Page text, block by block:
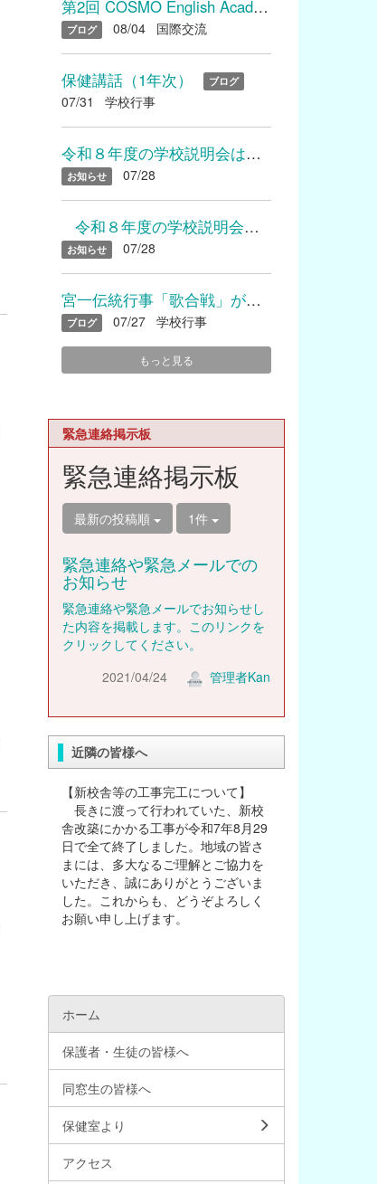
第2回 COSMO English Academyを開催しました
ブログ 08/04 国際交流
保健講話（1年次） ブログ
07/31 学校行事
令和８年度の学校説明会は終了いたしました たくさんのご参加あり...
お知らせ 07/28
令和８年度の学校説明会は終了いたしました たくさんのご参加...
お知らせ 07/28
宮一伝統行事「歌合戦」が開催されました
ブログ 07/27 学校行事
もっと見る
緊急連絡掲示板
緊急連絡掲示板
最新の投稿順 1件
緊急連絡や緊急メールでの
お知らせ
緊急連絡や緊急メールでお知らせし
た内容を掲載します。このリンクを
クリックしてください。
2021/04/24
管理者Kan
近隣の皆様へ
【新校舎等の工事完工について】
長きに渡って行われていた、新校
舎改築にかかる工事が令和7年8月29
日で全て終了しました。地域の皆さ
まには、多大なるご理解とご協力を
いただき、誠にありがとうございま
した。これからも、どうぞよろしく
お願い申し上げます。
ホーム
保護者・生徒の皆様へ
同窓生の皆様へ
保健室より
アクセス